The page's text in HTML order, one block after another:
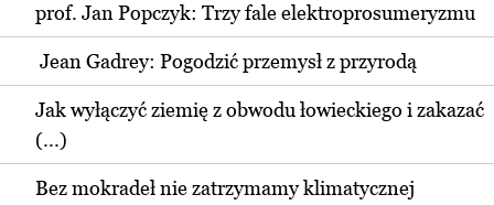
prof. Jan Popczyk: Trzy fale elektroprosumeryzmu
Jean Gadrey: Pogodzić przemysł z przyrodą
Jak wyłączyć ziemię z obwodu łowieckiego i zakazać
(...)
Bez mokradeł nie zatrzymamy klimatycznej